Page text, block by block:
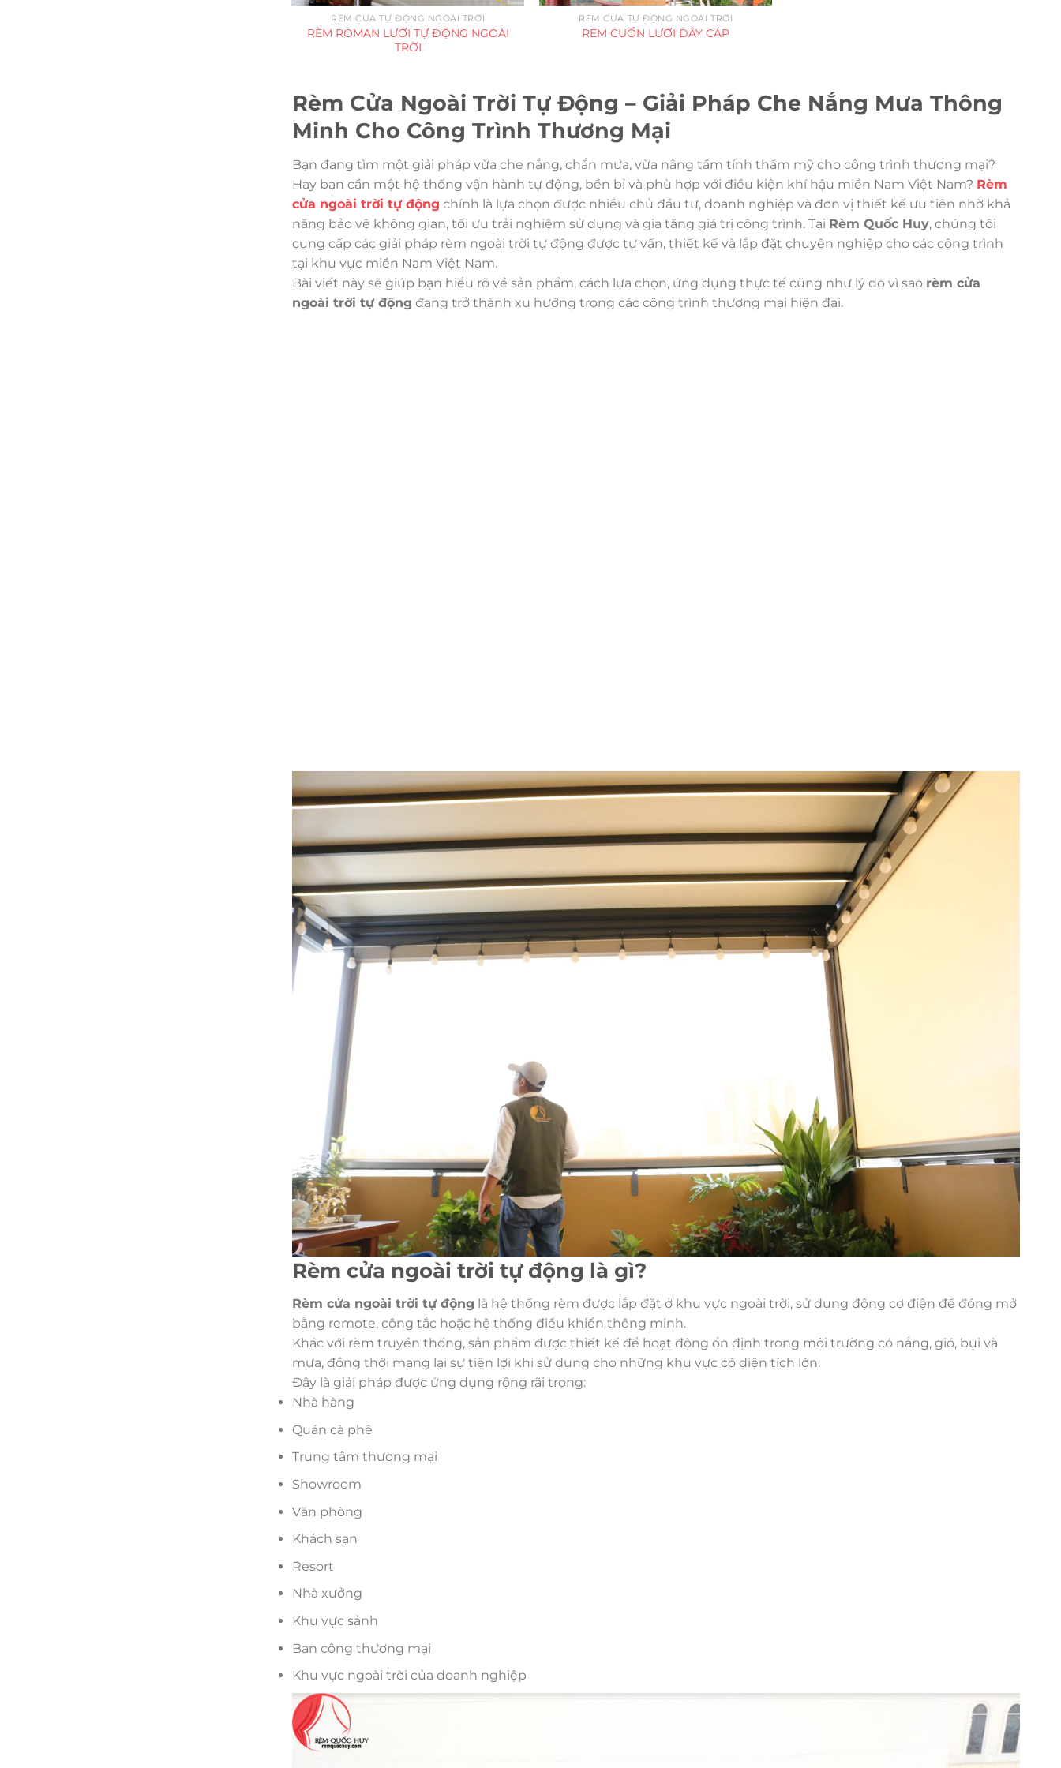
Rèm Cửa Ngoài Trời Tự Động – Giải Pháp Che Nắng Mưa Thông
Minh Cho Công Trình Thương Mại
Bạn đang tìm một giải pháp vừa che nắng, chắn mưa, vừa nâng tầm tính thẩm mỹ cho công trình thương mại?
Hay bạn cần một hệ thống vận hành tự động, bền bỉ và phù hợp với điều kiện khí hậu miền Nam Việt Nam? Rèm
cửa ngoài trời tự động chính là lựa chọn được nhiều chủ đầu tư, doanh nghiệp và đơn vị thiết kế ưu tiên nhờ khả
năng bảo vệ không gian, tối ưu trải nghiệm sử dụng và gia tăng giá trị công trình. Tại Rèm Quốc Huy, chúng tôi
cung cấp các giải pháp rèm ngoài trời tự động được tư vấn, thiết kế và lắp đặt chuyên nghiệp cho các công trình
tại khu vực miền Nam Việt Nam.
Bài viết này sẽ giúp bạn hiểu rõ về sản phẩm, cách lựa chọn, ứng dụng thực tế cũng như lý do vì sao rèm cửa
ngoài trời tự động đang trở thành xu hướng trong các công trình thương mại hiện đại.
Rèm cửa ngoài trời tự động là gì?
Rèm cửa ngoài trời tự động là hệ thống rèm được lắp đặt ở khu vực ngoài trời, sử dụng động cơ điện để đóng mở
bằng remote, công tắc hoặc hệ thống điều khiển thông minh.
Khác với rèm truyền thống, sản phẩm được thiết kế để hoạt động ổn định trong môi trường có nắng, gió, bụi và
mưa, đồng thời mang lại sự tiện lợi khi sử dụng cho những khu vực có diện tích lớn.
Đây là giải pháp được ứng dụng rộng rãi trong:
Nhà hàng
Quán cà phê
Trung tâm thương mại
Showroom
Văn phòng
Khách sạn
Resort
Nhà xưởng
Khu vực sảnh
Ban công thương mại
Khu vực ngoài trời của doanh nghiệp
RÈM CỬA TỰ ĐỘNG NGOÀI TRỜI
RÈM ROMAN LƯỚI TỰ ĐỘNG NGOÀI
TRỜI
RÈM CỬA TỰ ĐỘNG NGOÀI TRỜI
RÈM CUỐN LƯỚI DÂY CÁP